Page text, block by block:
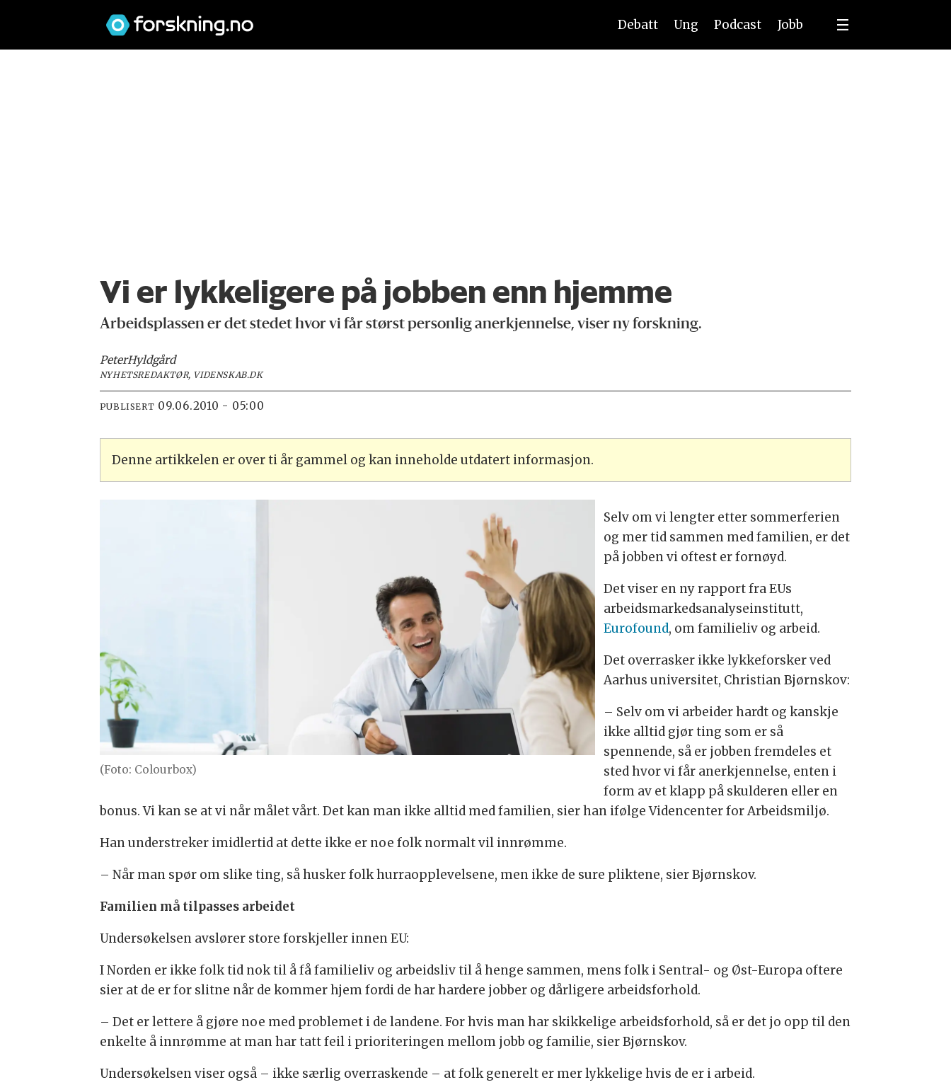
Debatt Ung Podcast Jobb
Vi er lykkeligere på jobben enn hjemme
Arbeidsplassen er det stedet hvor vi får størst personlig anerkjennelse, viser ny forskning.
PeterHyldgård
NYHETSREDAKTØR, VIDENSKAB.DK
PUBLISERT 09.06.2010 - 05:00
Denne artikkelen er over ti år gammel og kan inneholde utdatert informasjon.
(Foto: Colourbox)
Selv om vi lengter etter sommerferien
og mer tid sammen med familien, er det
på jobben vi oftest er fornøyd.
Det viser en ny rapport fra EUs
arbeidsmarkedsanalyseinstitutt,
Eurofound, om familieliv og arbeid.
Det overrasker ikke lykkeforsker ved
Aarhus universitet, Christian Bjørnskov:
– Selv om vi arbeider hardt og kanskje
ikke alltid gjør ting som er så
spennende, så er jobben fremdeles et
sted hvor vi får anerkjennelse, enten i
form av et klapp på skulderen eller en
bonus. Vi kan se at vi når målet vårt. Det kan man ikke alltid med familien, sier han ifølge Videncenter for Arbeidsmiljø.
Han understreker imidlertid at dette ikke er noe folk normalt vil innrømme.
– Når man spør om slike ting, så husker folk hurraopplevelsene, men ikke de sure pliktene, sier Bjørnskov.
Familien må tilpasses arbeidet
Undersøkelsen avslører store forskjeller innen EU:
I Norden er ikke folk tid nok til å få familieliv og arbeidsliv til å henge sammen, mens folk i Sentral- og Øst-Europa oftere
sier at de er for slitne når de kommer hjem fordi de har hardere jobber og dårligere arbeidsforhold.
– Det er lettere å gjøre noe med problemet i de landene. For hvis man har skikkelige arbeidsforhold, så er det jo opp til den
enkelte å innrømme at man har tatt feil i prioriteringen mellom jobb og familie, sier Bjørnskov.
Undersøkelsen viser også – ikke særlig overraskende – at folk generelt er mer lykkelige hvis de er i arbeid.